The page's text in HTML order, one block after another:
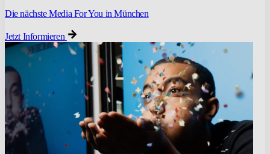
Die nächste Media For You in München
Jetzt Informieren